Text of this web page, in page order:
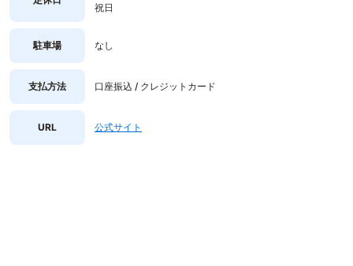
祝日
駐車場 なし
支払方法 口座振込 / クレジットカード
URL 公式サイト